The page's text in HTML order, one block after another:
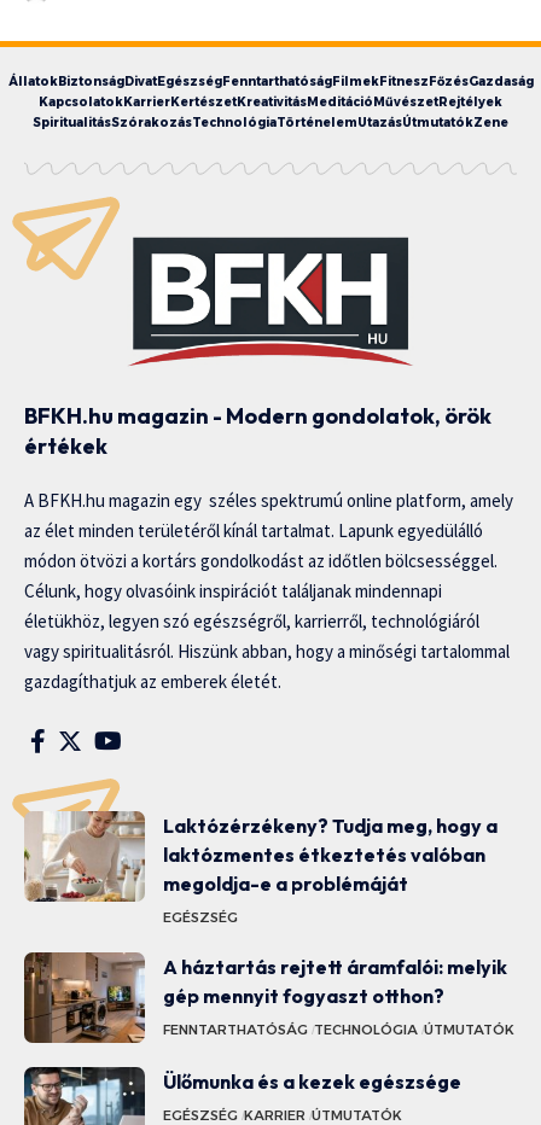
ÁllatokBiztonságDivatEgészségFenntarthatóságFilmekFitneszFőzésGazdaság
KapcsolatokKarrierKertészetKreativitásMeditációMűvészetRejtélyek
SpiritualitásSzórakozásTechnológiaTörténelemUtazásÚtmutatókZene
BFKH.hu magazin - Modern gondolatok, örök
értékek
A BFKH.hu magazin egy széles spektrumú online platform, amely
az élet minden területéről kínál tartalmat. Lapunk egyedülálló
módon ötvözi a kortárs gondolkodást az időtlen bölcsességgel.
Célunk, hogy olvasóink inspirációt találjanak mindennapi
életükhöz, legyen szó egészségről, karrierről, technológiáról
vagy spiritualitásról. Hiszünk abban, hogy a minőségi tartalommal
gazdagíthatjuk az emberek életét.
Laktózérzékeny? Tudja meg, hogy a
laktózmentes étkeztetés valóban
megoldja-e a problémáját
EGÉSZSÉG
A háztartás rejtett áramfalói: melyik
gép mennyit fogyaszt otthon?
FENNTARTHATÓSÁG TECHNOLÓGIA ÚTMUTATÓK
Ülőmunka és a kezek egészsége
EGÉSZSÉG KARRIER ÚTMUTATÓK